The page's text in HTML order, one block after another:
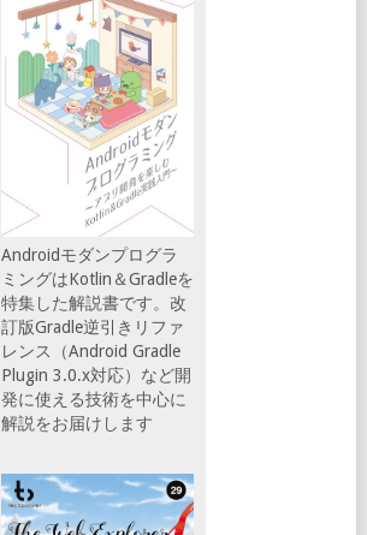
Androidモダンプログラ
ミングはKotlin＆Gradleを
特集した解説書です。改
訂版Gradle逆引きリファ
レンス（Android Gradle
Plugin 3.0.x対応）など開
発に使える技術を中心に
解説をお届けします